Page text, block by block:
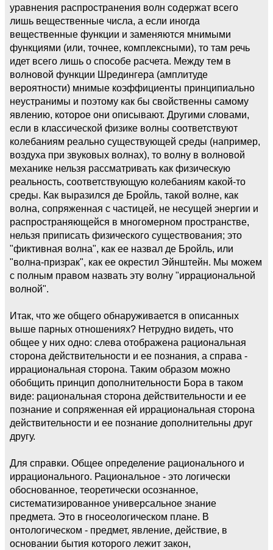
уравнения распространения волн содержат всего
лишь вещественные числа, а если иногда
вещественные функции и заменяются мнимыми
функциями (или, точнее, комплексными), то там речь
идет всего лишь о способе расчета. Между тем в
волновой функции Шредингера (амплитуде
вероятности) мнимые коэффициенты принципиально
неустранимы и поэтому как бы свойственны самому
явлению, которое они описывают. Другими словами,
если в классической физике волны соответствуют
колебаниям реально существующей среды (например,
воздуха при звуковых волнах), то волну в волновой
механике нельзя рассматривать как физическую
реальность, соответствующую колебаниям какой-то
среды. Как выразился де Бройль, такой волне, как
волна, сопряженная с частицей, не несущей энергии и
распространяющейся в многомерном пространстве,
нельзя приписать физического существования; это
"фиктивная волна", как ее назвал де Бройль, или
"волна-призрак", как ее окрестил Эйнштейн. Мы можем
с полным правом назвать эту волну "иррациональной
волной".
Итак, что же общего обнаруживается в описанных
выше парных отношениях? Нетрудно видеть, что
общее у них одно: слева отображена рациональная
сторона действительности и ее познания, а справа -
иррациональная сторона. Таким образом можно
обобщить принцип дополнительности Бора в таком
виде: рациональная сторона действительности и ее
познание и сопряженная ей иррациональная сторона
действительности и ее познание дополнительны друг
другу.
Для справки. Общее определение рационального и
иррационального. Рациональное - это логически
обоснованное, теоретически осознанное,
систематизированное универсальное знание
предмета. Это в гносеологическом плане. В
онтологическом - предмет, явление, действие, в
основании бытия которого лежит закон,